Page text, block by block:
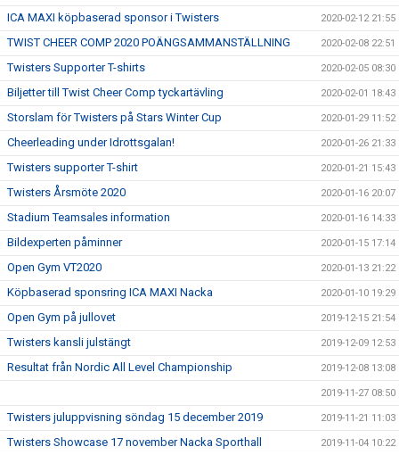
ICA MAXI köpbaserad sponsor i Twisters 2020-02-12 21:55
TWIST CHEER COMP 2020 POÄNGSAMMANSTÄLLNING 2020-02-08 22:51
Twisters Supporter T-shirts 2020-02-05 08:30
Biljetter till Twist Cheer Comp tyckartävling 2020-02-01 18:43
Storslam för Twisters på Stars Winter Cup 2020-01-29 11:52
Cheerleading under Idrottsgalan! 2020-01-26 21:33
Twisters supporter T-shirt 2020-01-21 15:43
Twisters Årsmöte 2020 2020-01-16 20:07
Stadium Teamsales information 2020-01-16 14:33
Bildexperten påminner 2020-01-15 17:14
Open Gym VT2020 2020-01-13 21:22
Köpbaserad sponsring ICA MAXI Nacka 2020-01-10 19:29
Open Gym på jullovet 2019-12-15 21:54
Twisters kansli julstängt 2019-12-09 12:53
Resultat från Nordic All Level Championship 2019-12-08 13:08
2019-11-27 08:50
Twisters juluppvisning söndag 15 december 2019 2019-11-21 11:03
Twisters Showcase 17 november Nacka Sporthall 2019-11-04 10:22